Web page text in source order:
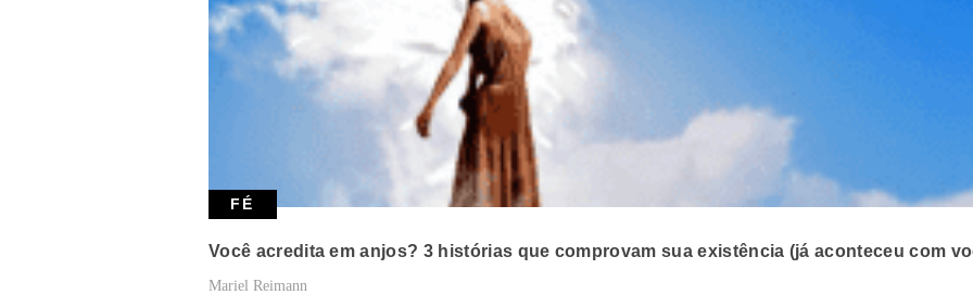
FÉ
Você acredita em anjos? 3 histórias que comprovam sua existência (já aconteceu com
Mariel Reimann